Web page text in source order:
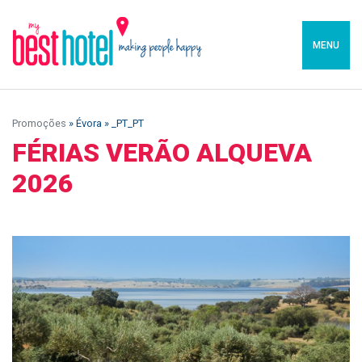
MENU
Promoções » Évora » _PT_PT
FÉRIAS VERÃO ALQUEVA
2026